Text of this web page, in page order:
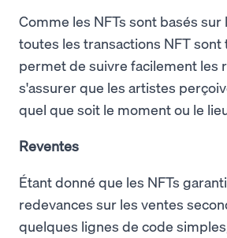
Comme les NFTs sont basés sur
toutes les transactions NFT sont
permet de suivre facilement les
s'assurer que les artistes
quel que soit le moment ou le
Reventes
Étant donné que les NFTs
redevances sur les ventes
quelques lignes de code